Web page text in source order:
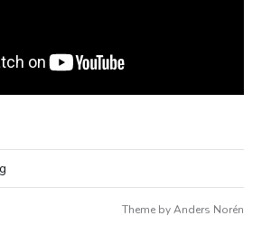
Theme byAnders Norén